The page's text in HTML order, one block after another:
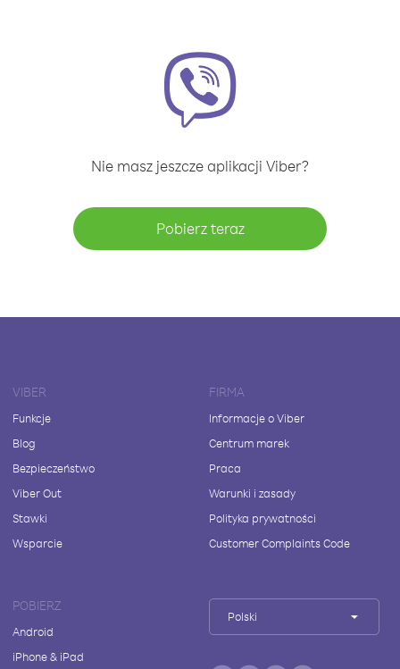
Nie masz jeszcze aplikacji Viber?
Pobierz teraz
VIBER
Funkcje
Blog
Bezpieczeństwo
Viber Out
Stawki
Wsparcie
FIRMA
Informacje o Viber
Centrum marek
Praca
Warunki i zasady
Polityka prywatności
Customer Complaints Code
POBIERZ
Android
iPhone & iPad
Polski